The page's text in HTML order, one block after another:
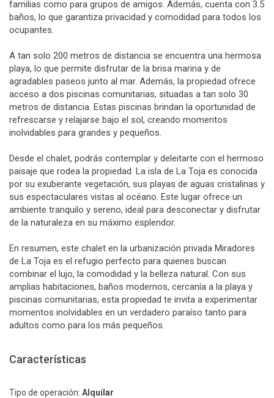
familias como para grupos de amigos. Además, cuenta con 3.5
baños, lo que garantiza privacidad y comodidad para todos los
ocupantes.
A tan solo 200 metros de distancia se encuentra una hermosa
playa, lo que permite disfrutar de la brisa marina y de
agradables paseos junto al mar. Además, la propiedad ofrece
acceso a dos piscinas comunitarias, situadas a tan solo 30
metros de distancia. Estas piscinas brindan la oportunidad de
refrescarse y relajarse bajo el sol, creando momentos
inolvidables para grandes y pequeños.
Desde el chalet, podrás contemplar y deleitarte con el hermoso
paisaje que rodea la propiedad. La isla de La Toja es conocida
por su exuberante vegetación, sus playas de aguas cristalinas y
sus espectaculares vistas al océano. Este lugar ofrece un
ambiente tranquilo y sereno, ideal para desconectar y disfrutar
de la naturaleza en su máximo esplendor.
En resumen, este chalet en la urbanización privada Miradores
de La Toja es el refugio perfecto para quienes buscan
combinar el lujo, la comodidad y la belleza natural. Con sus
amplias habitaciones, baños modernos, cercanía a la playa y
piscinas comunitarias, esta propiedad te invita a experimentar
momentos inolvidables en un verdadero paraíso tanto para
adultos como para los más pequeños.
Características
Tipo de operación: Alquilar